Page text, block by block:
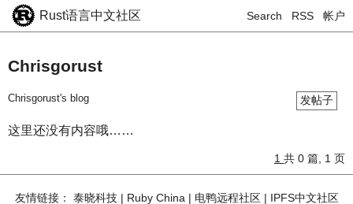
Rust语言中文社区 Search RSS 帐户
Chrisgorust
发帖子
Chrisgorust's blog
这里还没有内容哦……
1 共 0 篇, 1 页
友情链接： 泰晓科技| Ruby China | 电鸭远程社区| IPFS中文社区